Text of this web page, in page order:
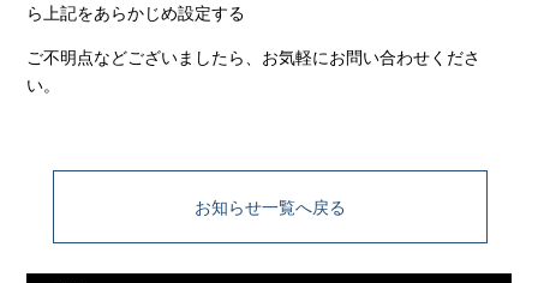
ら上記をあらかじめ設定する
ご不明点などございましたら、お気軽にお問い合わせくださ
い。
お知らせ一覧へ戻る